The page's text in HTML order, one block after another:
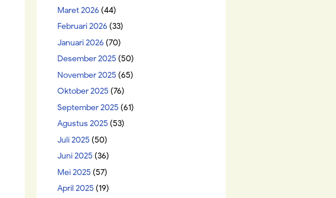
Maret 2026 (44)
Februari 2026 (33)
Januari 2026 (70)
Desember 2025 (50)
November 2025 (65)
Oktober 2025 (76)
September 2025 (61)
Agustus 2025 (53)
Juli 2025 (50)
Juni 2025 (36)
Mei 2025 (57)
April 2025 (19)